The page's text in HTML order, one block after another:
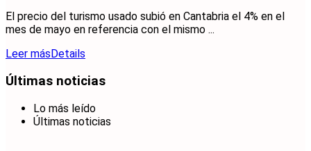
El precio del turismo usado subió en Cantabria el 4% en el
mes de mayo en referencia con el mismo ...
Leer más Details
Últimas noticias
Lo más leído
Últimas noticias